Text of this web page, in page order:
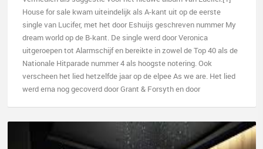
House for sale kwam uiteindelijk als A-kant uit op de eerste
single van Lucifer, met het door Eshuijs geschreven nummer My
dream world op de B-kant. De single werd door Veronica
uitgeroepen tot Alarmschijf en bereikte in zowel de Top 40 als de
Nationale Hitparade nummer 4 als hoogste notering. Ook
verscheen het lied hetzelfde jaar op de elpee As we are. Het lied
werd erna nog gecoverd door Grant & Forsyth en door